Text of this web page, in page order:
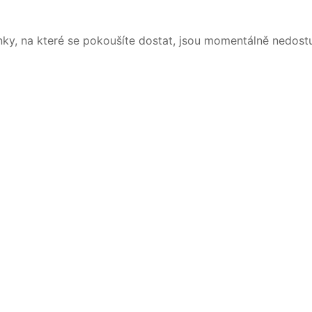
na které se pokoušíte dostat, jsou momentálně